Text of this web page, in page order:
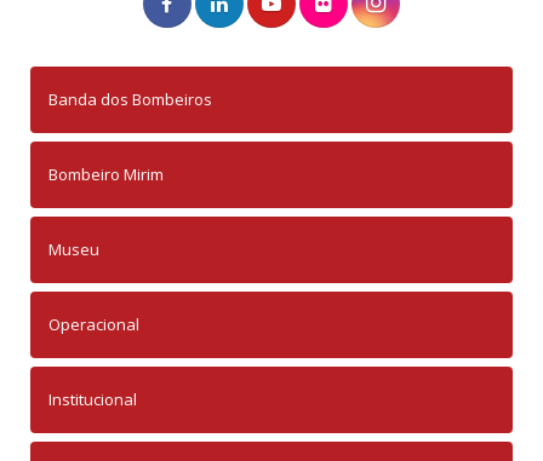
Banda dos Bombeiros
Bombeiro Mirim
Museu
Operacional
Institucional